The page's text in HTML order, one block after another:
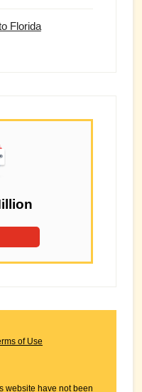
Florida
of Use
website have not been